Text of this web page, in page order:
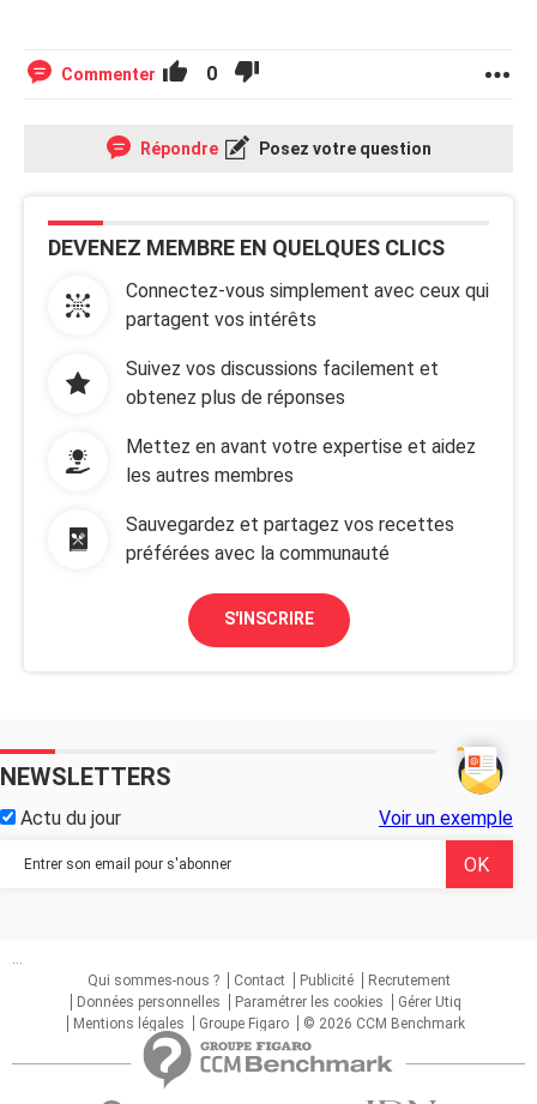
Commenter 0
Répondre Posez votre question
DEVENEZ MEMBRE EN QUELQUES CLICS
Connectez-vous simplement avec ceux qui
partagent vos intérêts
Suivez vos discussions facilement et
obtenez plus de réponses
Mettez en avant votre expertise et aidez
les autres membres
Sauvegardez et partagez vos recettes
préférées avec la communauté
S'INSCRIRE
NEWSLETTERS
Actu du jour Voir un exemple
...
Qui sommes-nous ?
Contact Publicité
Recrutement
Données personnelles
Paramétrer les cookies
Gérer Utiq
Mentions légales
Groupe Figaro © 2026 CCM Benchmark